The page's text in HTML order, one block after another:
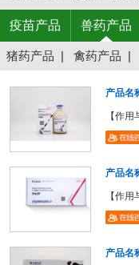
疫苗产品 兽药产品
猪药产品 | 禽药产品 |
产品名
【作
产品名
【作
产品名